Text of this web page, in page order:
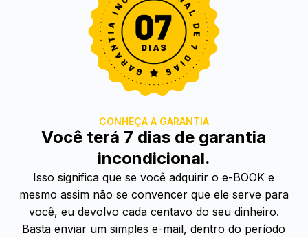
CONHEÇA A GARANTIA
Você terá 7 dias de garantia
incondicional.
Isso significa que se você adquirir o e-BOOK e
mesmo assim não se convencer que ele serve para
você, eu devolvo cada centavo do seu dinheiro.
Basta enviar um simples e-mail, dentro do período